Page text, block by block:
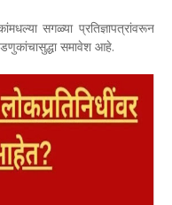
सगळ्या प्रतिज्ञापत्रांवरून
समावेश आहे.